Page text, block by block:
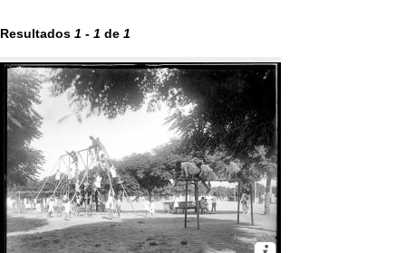
Resultados 1 - 1 de 1